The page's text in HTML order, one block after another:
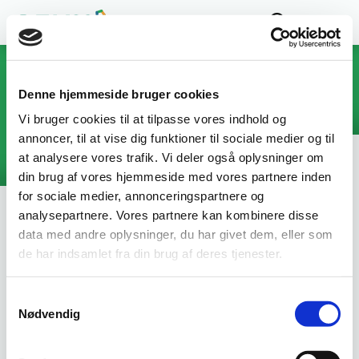
Denne hjemmeside bruger cookies
Vi bruger cookies til at tilpasse vores indhold og
annoncer, til at vise dig funktioner til sociale medier og til
at analysere vores trafik. Vi deler også oplysninger om
din brug af vores hjemmeside med vores partnere inden
for sociale medier, annonceringspartnere og
analysepartnere. Vores partnere kan kombinere disse
data med andre oplysninger, du har givet dem, eller som
de har indsamlet fra din brug af deres tjenester.
Nødvendig
Fællesudvalget for
Erhvervsrettede
Erhvervsuddannelser og AMU-uddannelser på
det pædagogiske område og social- og
sundhedsområdet
10-03-2026
Positivlisten for 2026
Positivlisten for seks ugers jobrettet uddannelse 2026 er
nu offentliggjort. Listen viser, hvilke uddannelser ledige
kan tage med støtte gennem ordningen, der skal styrke